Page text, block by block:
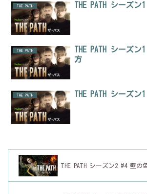
THE PATH THE PATH シーズン
THE PATH
THE PATH シーズ
方
THE PATH THE PATH シーズ
THE PATH シーズン2 #4 壁の